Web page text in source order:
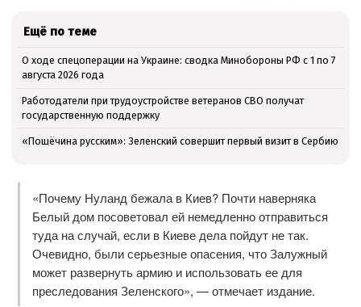
Ещё по теме
О ходе спецоперации на Украине: сводка Минобороны РФ с 1 по 7
августа 2026 года
Работодатели при трудоустройстве ветеранов СВО получат
государственную поддержку
«Пощёчина русским»: Зеленский совершит первый визит в Сербию
«Почему Нуланд бежала в Киев? Почти наверняка
Белый дом посоветовал ей немедленно отправиться
туда на случай, если в Киеве дела пойдут не так.
Очевидно, были серьезные опасения, что Залужный
может развернуть армию и использовать ее для
преследования Зеленского», — отмечает издание.